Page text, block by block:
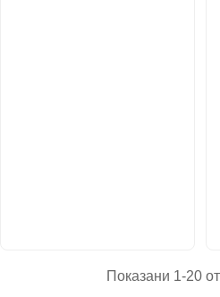
Показани 1-20